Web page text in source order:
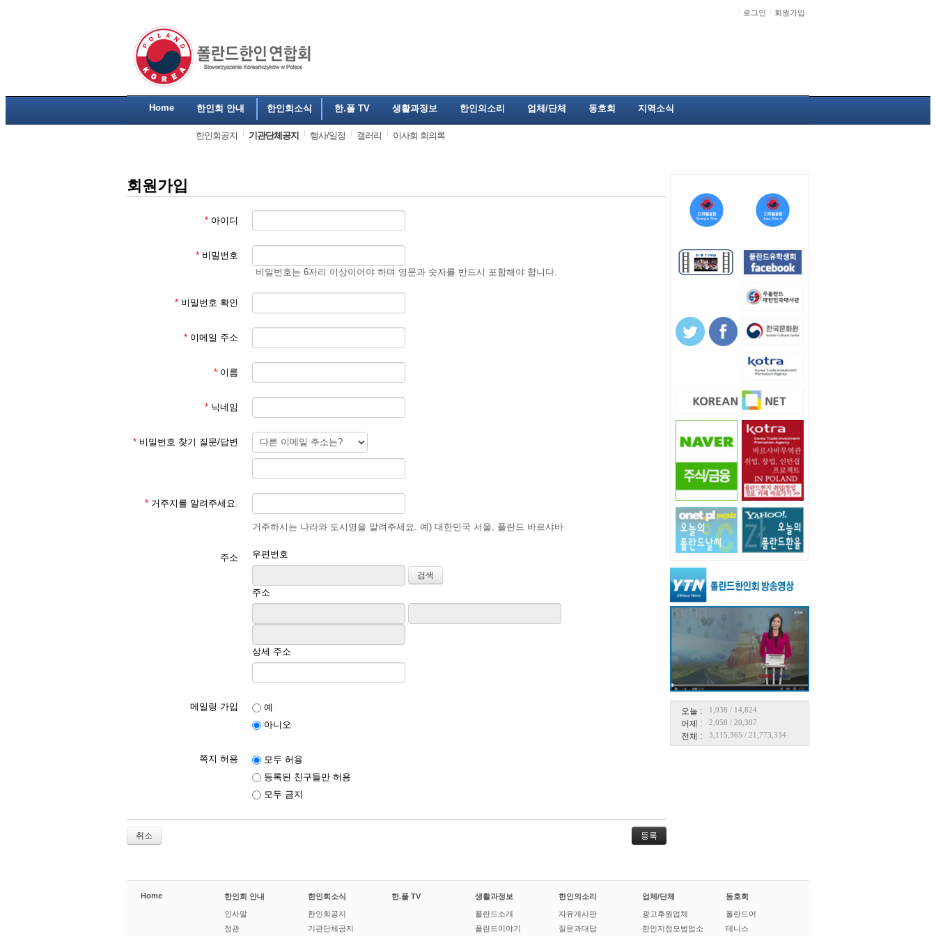
로그인 회원가입
Home 한인회 안내 한인회소식 한.폴 TV 생활과정보 한인의소리 업체/단체 동호회 지역소식
한인회공지 기관단체공지 행사/일정 갤러리 이사회 회의록
오늘 : 1,938 / 14,824
어제 : 2,058 / 20,307
전체 : 3,115,365 / 21,773,334
회원가입
* 아이디
* 비밀번호
비밀번호는 6자리 이상이어야 하며 영문과 숫자를 반드시 포함해야 합니다.
* 비밀번호 확인
* 이메일 주소
* 이름
* 닉네임
* 비밀번호 찾기 질문/답변
* 거주지를 알려주세요.
거주하시는 나라와 도시명을 알려주세요. 예) 대한민국 서울, 폴란드 바르샤바
주소 우편번호
주소
상세 주소
메일링 가입
예
아니오
쪽지 허용
모두 허용
등록된 친구들만 허용
모두 금지
취소
Home 한인회 안내
인사말
정관
한인회소식
한인회공지
기관단체공지
한.폴 TV 생활과정보
폴란드소개
폴란드이야기
한인의소리
자유게시판
질문과대답
업체/단체
광고후원업체
한인지정모범업소
동호회
폴란드어
테니스